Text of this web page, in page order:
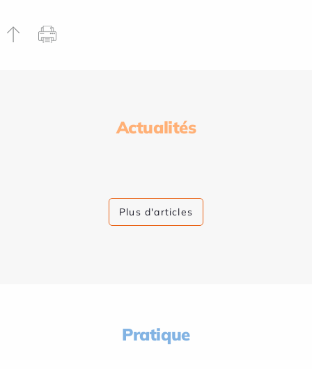
Actualités
Plus d'articles
Pratique